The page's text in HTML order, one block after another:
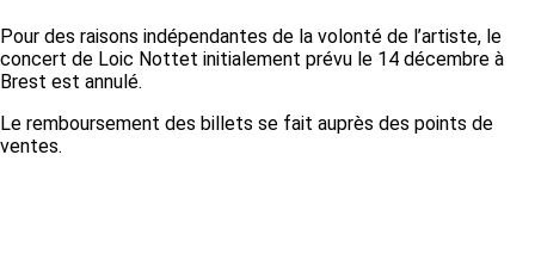
Pour des raisons indépendantes de la volonté de l’artiste, le
concert de Loic Nottet initialement prévu le 14 décembre à
Brest est annulé.
Le remboursement des billets se fait auprès des points de
ventes.